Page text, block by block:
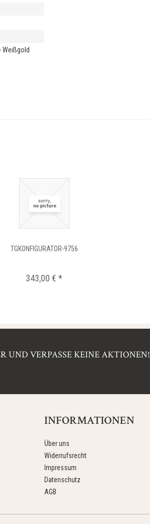
Weißgold
TGKONFIGURATOR-9756
343,00 € *
UND VERPASSE KEINE AKTIONEN!
INFORMATIONEN
Über uns
Widerrufsrecht
Impressum
Datenschutz
AGB